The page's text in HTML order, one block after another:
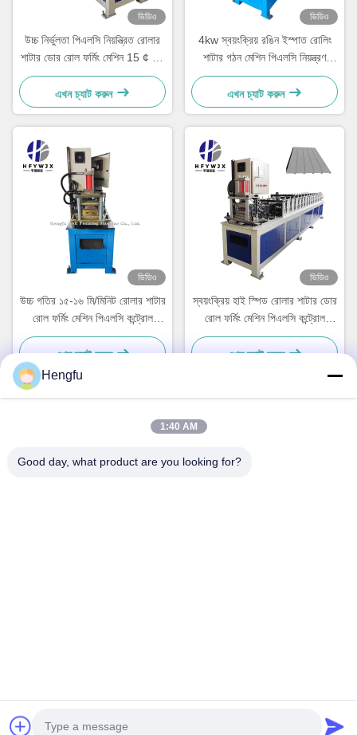
ভিডিও
উচ্চ নির্ভুলতা পিএলসি নিয়ন্ত্রিত রোলার
শাটার ডোর রোল ফর্মিং মেশিন 15 ¢ 16
এম / মিনিট
এখন চ্যাট করুন
ভিডিও
4kw স্বয়ংক্রিয় রঙিন ইস্পাত রোলিং
শাটার গঠন মেশিন পিএলসি নিয়ন্ত্রণ
সিস্টেম
এখন চ্যাট করুন
ভিডিও
উচ্চ গতির ১৫-১৬ মি/মিনিট রোলার শাটার
রোল ফর্মিং মেশিন পিএলসি কন্ট্রোল
সিস্টেম
এখন চ্যাট করুন
ভিডিও
স্বয়ংক্রিয় হাই স্পিড রোলার শাটার ডোর
রোল ফর্মিং মেশিন পিএলসি কন্ট্রোল
সিস্টেমের সাথে শিল্প নিরাপত্তা গেট জন্য
এখন চ্যাট করুন
সরবরাহকারী। কপিরাইট © 2026 Dongguang Hengfu Roll Forming
Hengfu
1:40 AM
Good day, what product are you looking for?